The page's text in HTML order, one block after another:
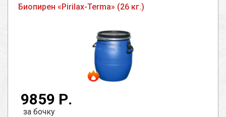
Биопирен «Pirilax-Terma» (26 кг.)
9859 Р.
за бочку